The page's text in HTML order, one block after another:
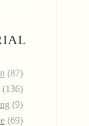
(87)
(136)
(9)
(69)